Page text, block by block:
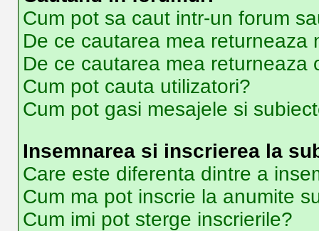
Cum pot sa caut intr-un forum
De ce cautarea mea returneaza
De ce cautarea mea returneaza
Cum pot cauta utilizatori?
Cum pot gasi mesajele si
Insemnarea si inscrierea la
Care este diferenta dintre a
Cum ma pot inscrie la anumite
Cum imi pot sterge inscrierile?